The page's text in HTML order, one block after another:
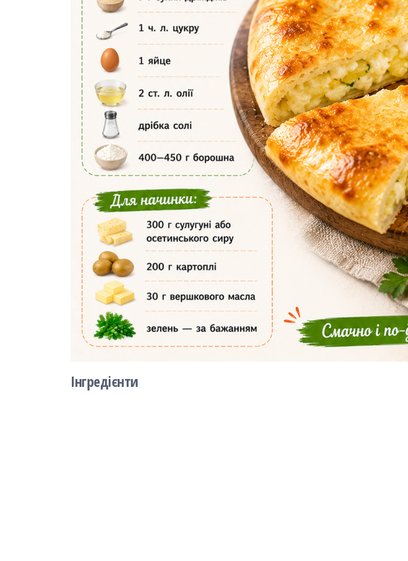
Інгредієнти